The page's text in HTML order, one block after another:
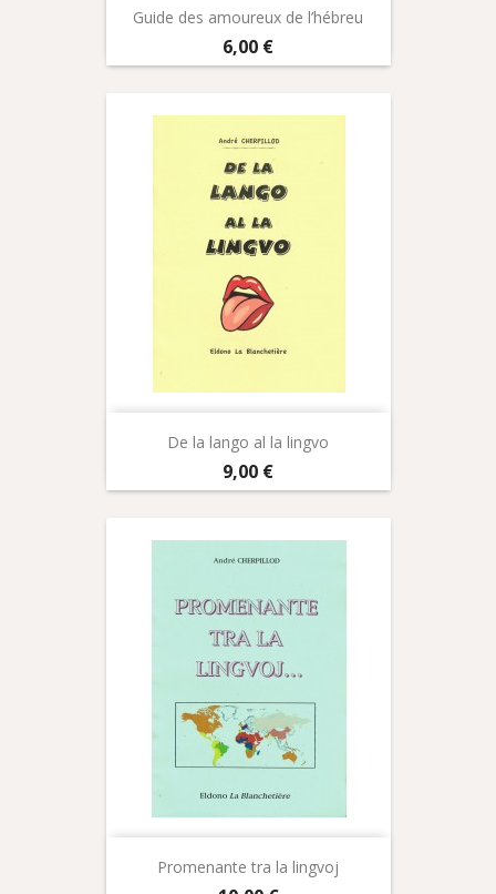
Guide des amoureux de l’hébreu
Prix
6,00 €
De la lango al la lingvo
Prix
9,00 €
Promenante tra la lingvoj